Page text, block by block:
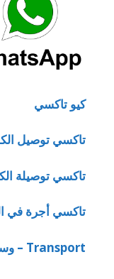
كيو تاكسي
تاكسي توصيل
تاكسي توصيلة
تاكسي أجرة في
Transport – وسيلة نقل كيو تاكسي